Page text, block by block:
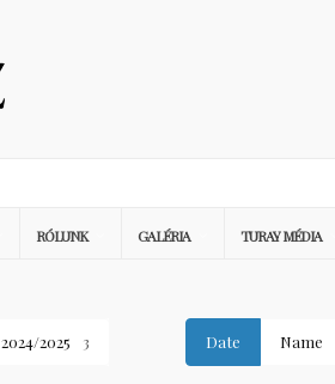
RÓLUNK GALÉRIA TURAY MÉDIA
2024/2025 3 Date Name